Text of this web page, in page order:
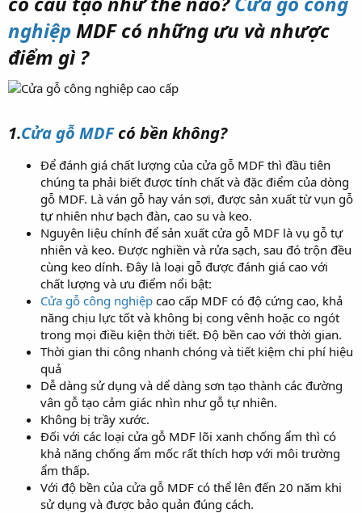
nghiệp MDF có những ưu và nhược
điểm gì ?
1.Cửa gỗ MDFcó bền không?
Để đánh giá chất lượng của cửa gỗ MDF thì đầu tiên
chúng ta phải biết được tính chất và đặc điểm của dòng
gỗ MDF. Là ván gỗ hay ván sợi, được sản xuất từ vụn gỗ
tự nhiên như bạch đàn, cao su và keo.
Nguyên liệu chính để sản xuất cửa gỗ MDF là vụ gỗ tự
nhiên và keo. Được nghiền và rửa sạch, sau đó trộn đều
cùng keo dính. Đây là loại gỗ được đánh giá cao với
chất lượng và ưu điểm nổi bật:
Cửa gỗ công nghiệp cao cấp MDF có độ cứng cao, khả
năng chịu lực tốt và không bị cong vênh hoặc co ngót
trong mọi điều kiện thời tiết. Độ bền cao với thời gian.
Thời gian thi công nhanh chóng và tiết kiệm chi phí hiệu
quả
Dễ dàng sử dụng và dể dàng sơn tạo thành các đường
vân gỗ tạo cảm giác nhìn như gỗ tự nhiên.
Không bị trầy xước.
Đối với các loại cửa gỗ MDF lõi xanh chống ẩm thì có
khả năng chống ẩm mốc rất thích hơp với môi trường
ẩm thấp.
Với độ bền của cửa gỗ MDF có thể lên đến 20 năm khi
sử dụng và được bảo quản đúng cách.